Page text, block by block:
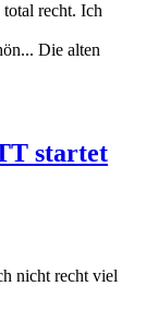
recht. Ich
Die alten
startet
nicht recht viel